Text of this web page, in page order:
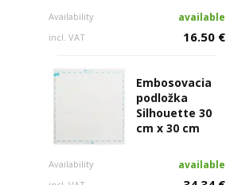
Availability available
incl. VAT 16.50 €
Embosovacia
podložka
Silhouette 30
cm x 30 cm
Availability available